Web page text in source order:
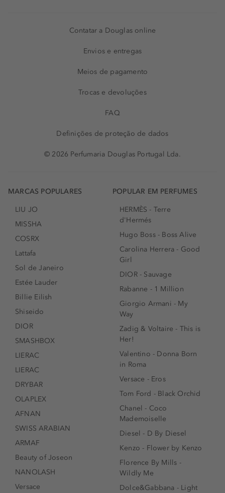
Contatar a Douglas online
Envios e entregas
Meios de pagamento
Trocas e devoluções
FAQ
Definições de proteção de dados
© 2026 Perfumaria Douglas Portugal Lda.
MARCAS POPULARES
LIU JO
MISSHA
COSRX
Lattafa
Sol de Janeiro
Estée Lauder
Billie Eilish
Shiseido
DIOR
SMASHBOX
LIERAC
LIERAC
DRYBAR
OLAPLEX
AFNAN
SWISS ARABIAN
ARMAF
Beauty of Joseon
NANOLASH
Versace
POPULAR EM PERFUMES
HERMÈS - Terre
d'Hermés
Hugo Boss - Boss Alive
Carolina Herrera - Good
Girl
DIOR - Sauvage
Rabanne - 1 Million
Giorgio Armani - My
Way
Zadig & Voltaire - This is
Her!
Valentino - Donna Born
in Roma
Versace - Eros
Tom Ford - Black Orchid
Chanel - Coco
Mademoiselle
Diesel - D By Diesel
Kenzo - Flower by Kenzo
Florence By Mills -
Wildly Me
Dolce&Gabbana - Light